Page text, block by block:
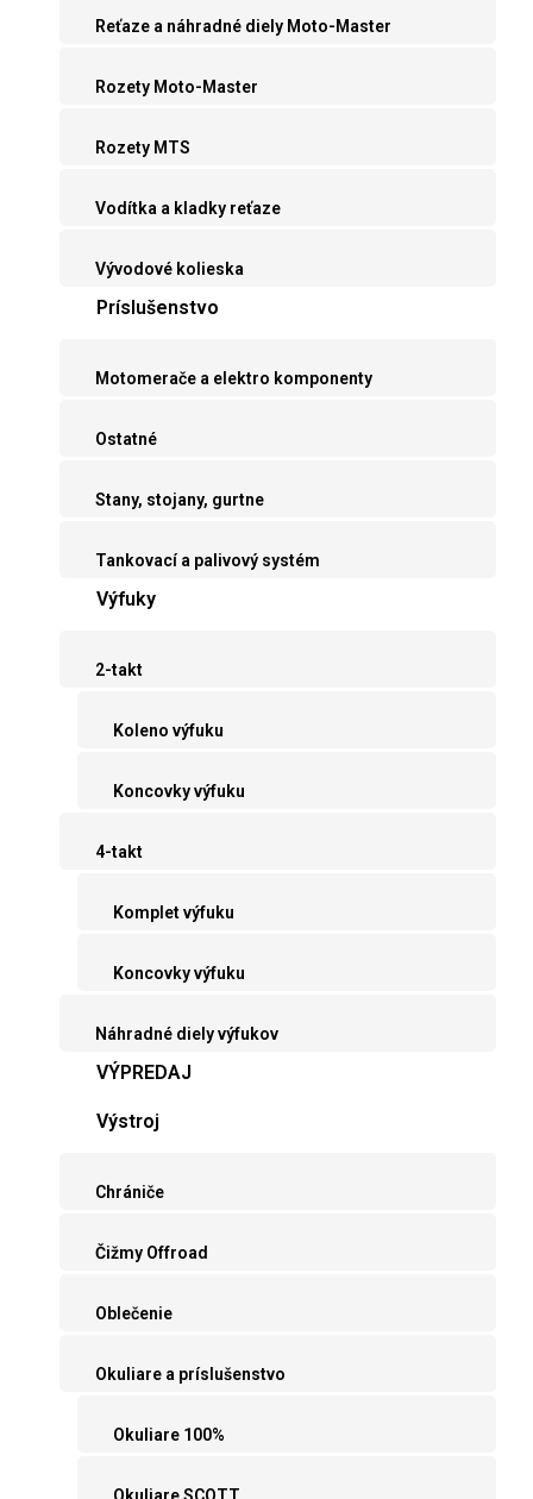
Reťaze a náhradné diely Moto-Master
Rozety Moto-Master
Rozety MTS
Vodítka a kladky reťaze
Vývodové kolieska
Príslušenstvo
Motomerače a elektro komponenty
Ostatné
Stany, stojany, gurtne
Tankovací a palivový systém
Výfuky
2-takt
Koleno výfuku
Koncovky výfuku
4-takt
Komplet výfuku
Koncovky výfuku
Náhradné diely výfukov
VÝPREDAJ
Výstroj
Chrániče
Čižmy Offroad
Oblečenie
Okuliare a príslušenstvo
Okuliare 100%
Okuliare SCOTT